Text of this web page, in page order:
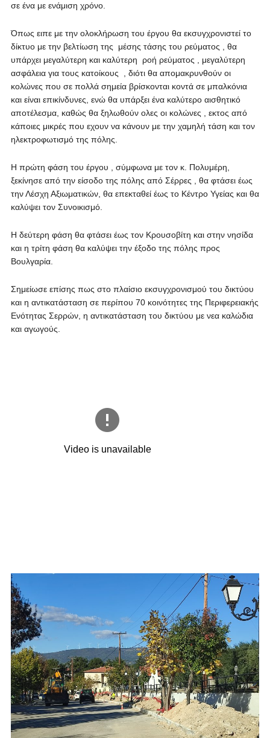
σε ένα με ενάμιση χρόνο.
Όπως ειπε με την ολοκλήρωση του έργου θα εκσυγχρονιστεί το
δίκτυο με την βελτίωση της μέσης τάσης του ρεύματος , θα
υπάρχει μεγαλύτερη και καλύτερη ροή ρεύματος , μεγαλύτερη
ασφάλεια για τους κατοίκους , διότι θα απομακρυνθούν οι
κολώνες που σε πολλά σημεία βρίσκονται κοντά σε μπαλκόνια
και είναι επικίνδυνες, ενώ θα υπάρξει ένα καλύτερο αισθητικό
αποτέλεσμα, καθώς θα ξηλωθούν ολες οι κολώνες , εκτος από
κάποιες μικρές που εχουν να κάνουν με την χαμηλή τάση και τον
ηλεκτροφωτισμό της πόλης.
Η πρώτη φάση του έργου , σύμφωνα με τον κ. Πολυμέρη,
ξεκίνησε από την είσοδο της πόλης από Σέρρες , θα φτάσει έως
την Λέσχη Αξιωματικών, θα επεκταθεί έως το Κέντρο Υγείας και θα
καλύψει τον Συνοικισμό.
Η δεύτερη φάση θα φτάσει έως τον Κρουσοβίτη και στην νησίδα
και η τρίτη φάση θα καλύψει την έξοδο της πόλης προς
Βουλγαρία.
Σημείωσε επίσης πως στο πλαίσιο εκσυγχρονισμού του δικτύου
και η αντικατάσταση σε περίπου 70 κοινότητες της Περιφερειακής
Ενότητας Σερρών, η αντικατάσταση του δικτύου με νεα καλώδια
και αγωγούς.